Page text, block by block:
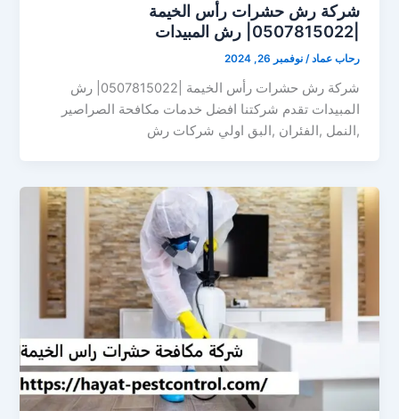
شركة رش حشرات رأس الخيمة
|0507815022| رش المبيدات
رحاب عماد/نوفمبر 26, 2024
شركة رش حشرات رأس الخيمة |0507815022| رش
المبيدات تقدم شركتنا افضل خدمات مكافحة الصراصير
,النمل ,الفئران ,البق اولي شركات رش